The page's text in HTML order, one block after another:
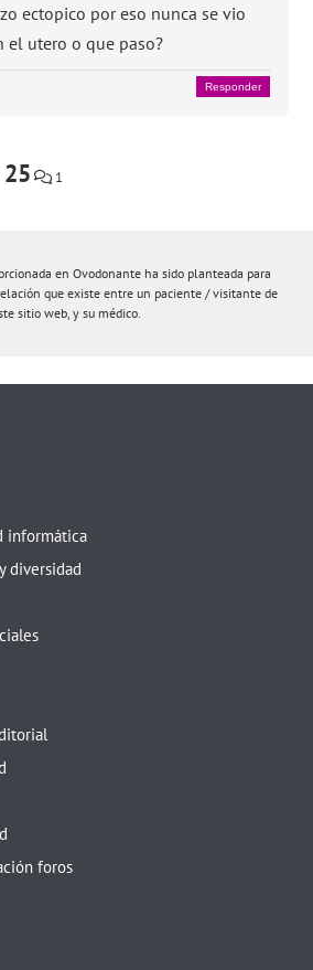
ectopico por eso nunca se vio
el utero o que paso?
Responder
25 1
en Ovodonante ha sido planteada para
que existe entre un paciente / visitante de
sitio web, y su médico.
informática
diversidad
foros